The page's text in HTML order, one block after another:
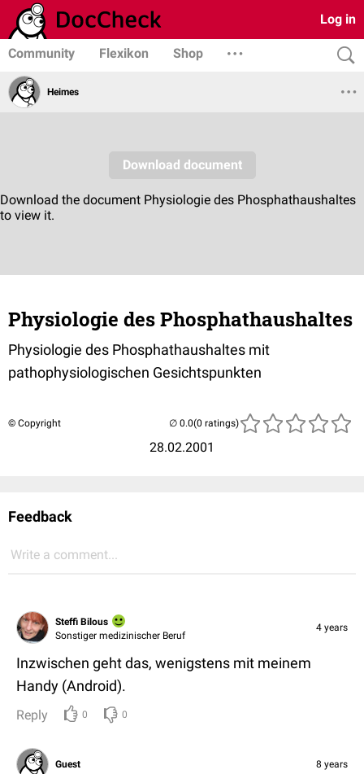
Log in
Community Flexikon Shop
Heimes
Physiologie des Phosphathaushaltes
Physiologie des Phosphathaushaltes mit
pathophysiologischen Gesichtspunkten
© Copyright
28.02.2001
(0 ratings)
Feedback
Write a comment...
Steffi Bilous
Sonstiger medizinischer Beruf
4 years
Inzwischen geht das, wenigstens mit meinem
Handy (Android).
Reply 0 0
Guest 8 years